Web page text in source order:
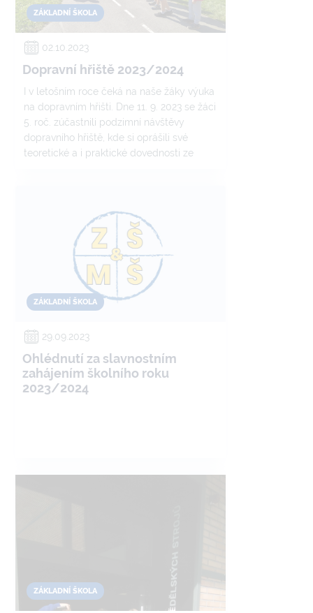
ZÁKLADNÍ ŠKOLA
02.10.2023
Dopravní hřiště 2023/2024
I v letošním roce čeká na naše žáky výuka
na dopravním hřišti. Dne 11. 9. 2023 se žáci
5. roč. zúčastnili podzimní návštěvy
dopravního hřiště, kde si oprášili své
teoretické a i praktické dovednosti ze
a podmínky byly ideální. Myslím si, že si
žáci zapamatovali mnoho informací, které
určitě využijí. Budeme se těšit na jarní
ZÁKLADNÍ ŠKOLA
29.09.2023
Ohlédnutí za slavnostním
zahájením školního roku
2023/2024
ZÁKLADNÍ ŠKOLA